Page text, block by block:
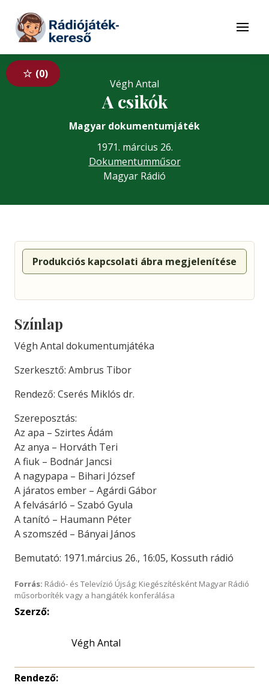
Tovább a tartalomhoz
Menü
0
Végh Antal
A csikók
Magyar dokumentumjáték
1971. március 26.
Dokumentumműsor
Magyar Rádió
Produkciós kapcsolati ábra megjelenítése
Színlap
Végh Antal dokumentumjátéka
Szerkesztő: Ambrus Tibor
Rendező: Cserés Miklós dr.
Szereposztás:
Az apa – Szirtes Ádám
Az anya – Horváth Teri
A fiuk – Bodnár Jancsi
A nagypapa – Bihari József
A járatos ember – Agárdi Gábor
A felvásárló – Szabó Gyula
A tanító – Haumann Péter
A szomszéd – Bányai János
Bemutató: 1971.március 26., 16:05, Kossuth rádió
Forrás: Rádió- és Televízió Újság; Kiegészítésként Magyar Rádió
műsorboríték vagy a hangjáték konferálása
Szerző:
Végh Antal
Rendező: